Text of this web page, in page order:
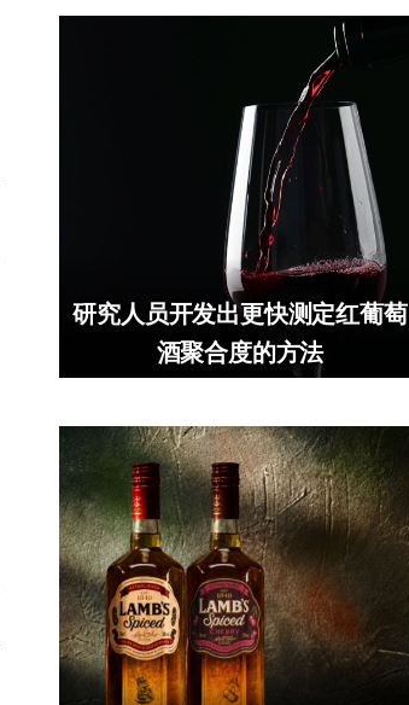
研究人员开发出更快测定红葡萄
酒聚合度的方法